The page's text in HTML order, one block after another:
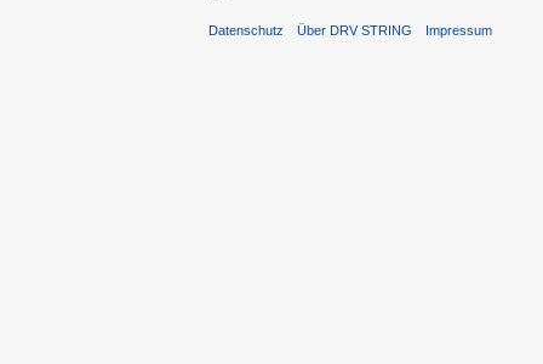
Datenschutz Über DRV STRING Impressum